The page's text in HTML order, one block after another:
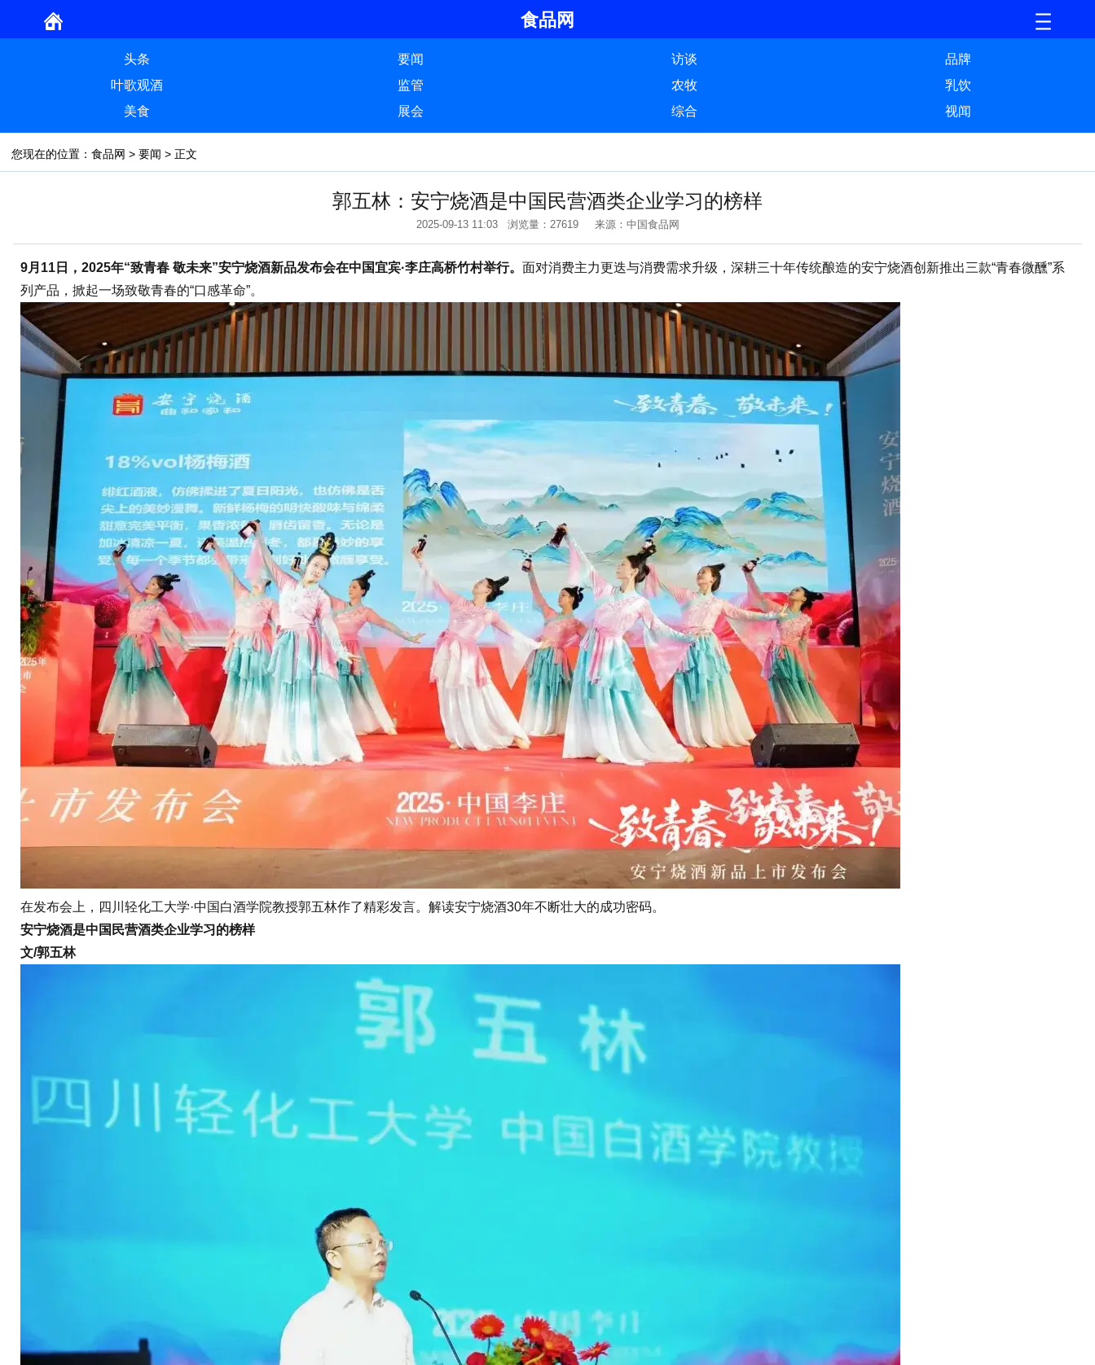
食品网
头条 要闻 访谈
品牌
叶歌观酒
监管 农牧
乳饮
美食
展会 综合 视闻
您现在的位置： 食品网 > 要闻 > 正文
郭五林：安宁烧酒是中国民营酒类企业学习的榜样
2025-09-13 11:03 浏览量：27619 来源：中国食品网
9月11日，2025年“致青春 敬未来”安宁烧酒新品发布会在中国宜宾·李庄高桥竹村举行。 面对消费主力更迭与消费需求升级，深耕三十年传统酿造的安宁烧酒创新推出三款“青春微醺”系
列产品，掀起一场致敬青春的“口感革命”。
在发布会上，四川轻化工大学·中国白酒学院教授郭五林作了精彩发言。解读安宁烧酒30年不断壮大的成功密码。
安宁烧酒是中国民营酒类企业学习的榜样
文/郭五林